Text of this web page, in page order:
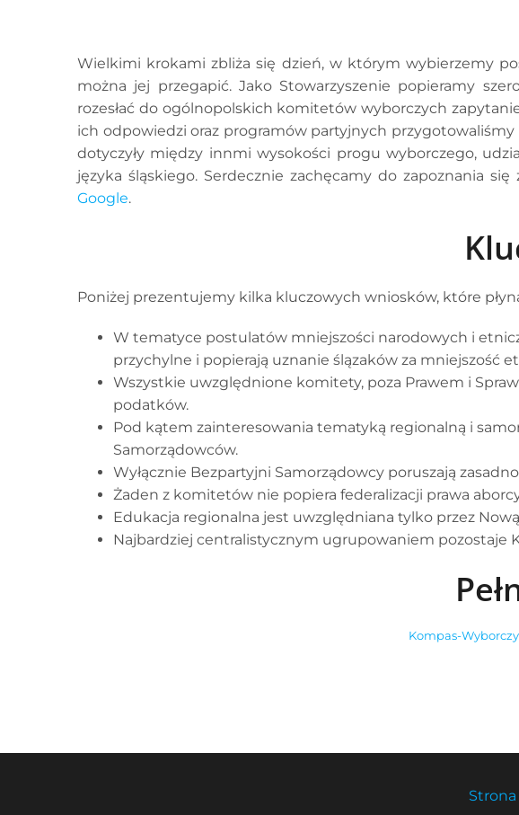
Wielkimi krokami zbliża się dzień, w którym wybierzemy
można jej przegapić. Jako Stowarzyszenie popieramy
rozesłać do ogólnopolskich komitetów wyborczych
ich odpowiedzi oraz programów partyjnych
dotyczyły między innmi wysokości progu wyborczego,
języka śląskiego. Serdecznie zachęcamy do zapoznania
Google.
Poniżej prezentujemy kilka kluczowych wniosków, które
W tematyce postulatów mniejszości narodowych i
przychylne i popierają uznanie ślązaków za mniejszość
Wszystkie uwzględnione komitety, poza Prawem i
podatków.
Pod kątem zainteresowania tematyką regionalną i
Samorządowców.
Wyłącznie Bezpartyjni Samorządowcy poruszają
Żaden z komitetów nie popiera federalizacji prawa
Edukacja regionalna jest uwzględniana tylko przez
Najbardziej centralistycznym ugrupowaniem pozostaje
Kompas-
Strona